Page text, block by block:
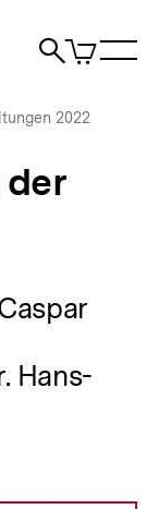
Suche
Artikel
im
2022
der
Hans-